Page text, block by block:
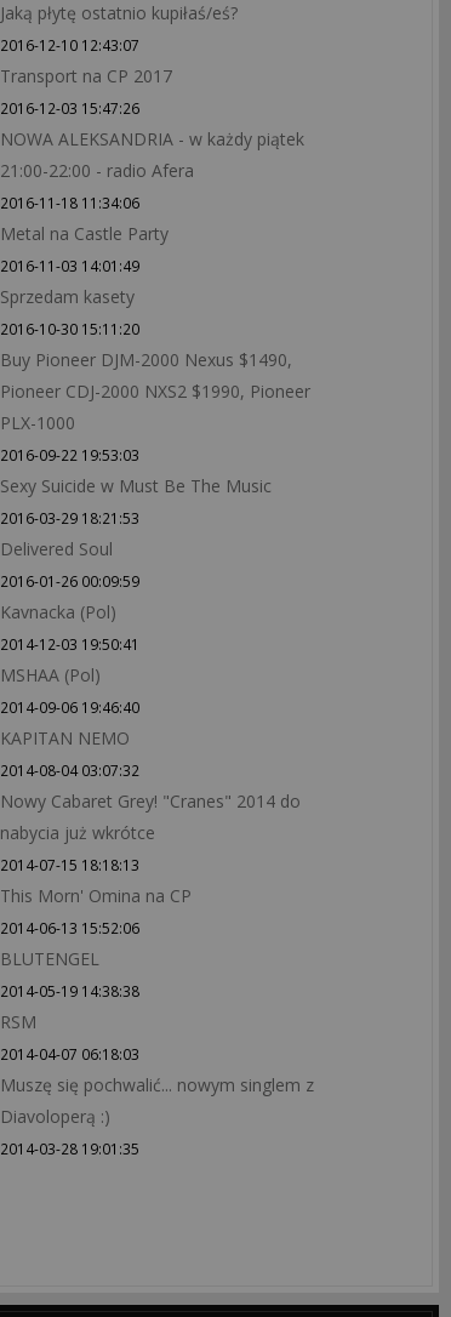
Jaką płytę ostatnio kupiłaś/eś?
2016-12-10 12:43:07
Transport na CP 2017
2016-12-03 15:47:26
NOWA ALEKSANDRIA - w każdy piątek
21:00-22:00 - radio Afera
2016-11-18 11:34:06
Metal na Castle Party
2016-11-03 14:01:49
Sprzedam kasety
2016-10-30 15:11:20
Buy Pioneer DJM-2000 Nexus $1490,
Pioneer CDJ-2000 NXS2 $1990, Pioneer
PLX-1000
2016-09-22 19:53:03
Sexy Suicide w Must Be The Music
2016-03-29 18:21:53
Delivered Soul
2016-01-26 00:09:59
Kavnacka (Pol)
2014-12-03 19:50:41
MSHAA (Pol)
2014-09-06 19:46:40
KAPITAN NEMO
2014-08-04 03:07:32
Nowy Cabaret Grey! "Cranes" 2014 do
nabycia już wkrótce
2014-07-15 18:18:13
This Morn' Omina na CP
2014-06-13 15:52:06
BLUTENGEL
2014-05-19 14:38:38
RSM
2014-04-07 06:18:03
Muszę się pochwalić... nowym singlem z
Diavoloperą :)
2014-03-28 19:01:35